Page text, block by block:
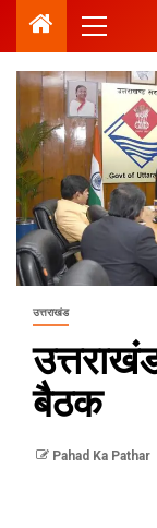
उत्तराखंड
बैठक
Pahad Ka Pathar